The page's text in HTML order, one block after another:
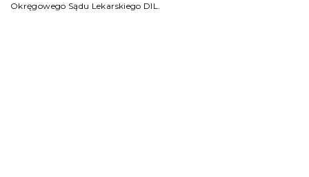
Okręgowego Sądu Lekarskiego DIL.